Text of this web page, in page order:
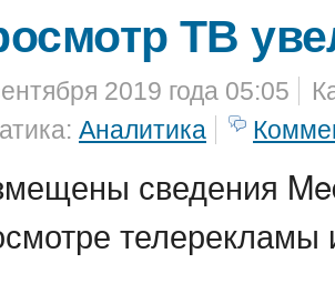
ТВ
2019 года 05:05
Аналитика
сведения
телерекламы